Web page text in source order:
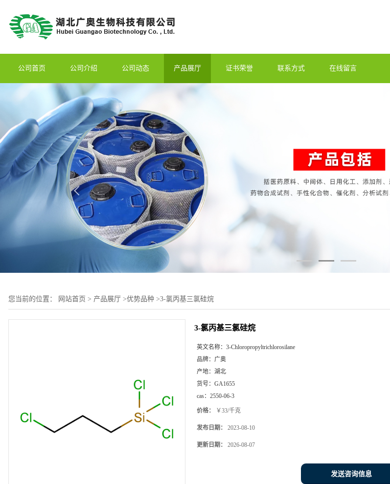
公司首页 公司介绍 公司动态 产品展厅 证书荣誉 联系方式 在线留言
您当前的位置： 网站首页 > 产品展厅 >优势品种 >3-氯丙基三氯硅烷
3-氯丙基三氯硅烷
英文名称： 3-Chloropropyltrichlorosilane
品牌： 广奥
产地： 湖北
货号： GA1655
cas： 2550-06-3
价格： ￥33/千克
发布日期： 2023-08-10
更新日期： 2026-08-07
发送咨询信息